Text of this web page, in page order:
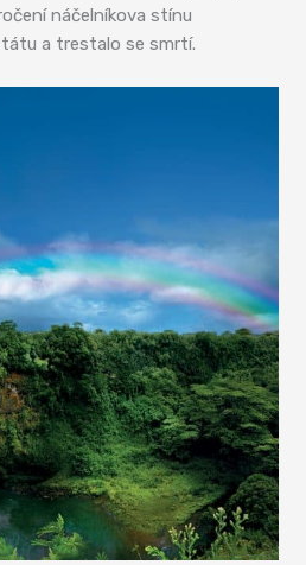
náčelníkova stínu
a trestalo se smrtí.